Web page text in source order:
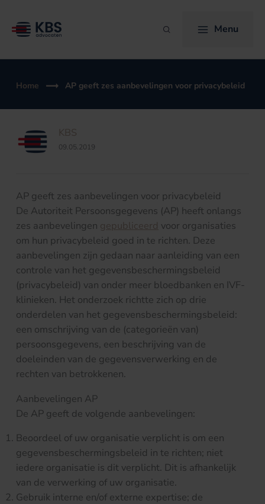
naar
Zoeken Menu
Home AP geeft zes aanbevelingen voor privacybeleid
KBS
09.05.2019
AP geeft zes aanbevelingen voor privacybeleid
De Autoriteit Persoonsgegevens (AP) heeft onlangs
zes aanbevelingen gepubliceerd voor organisaties
om hun privacybeleid goed in te richten. Deze
aanbevelingen zijn gedaan naar aanleiding van een
controle van het gegevensbeschermingsbeleid
(privacybeleid) van onder meer bloedbanken en IVF-
klinieken. Het onderzoek richtte zich op drie
onderdelen van het gegevensbeschermingsbeleid:
een omschrijving van de (categorieën van)
persoonsgegevens, een beschrijving van de
doeleinden van de gegevensverwerking en de
rechten van betrokkenen.
Aanbevelingen AP
De AP geeft de volgende aanbevelingen:
Beoordeel of uw organisatie verplicht is om een
gegevensbeschermingsbeleid in te richten; niet
iedere organisatie is dit verplicht. Dit is afhankelijk
van de verwerking of uw organisatie.
Gebruik interne en/of externe expertise; de